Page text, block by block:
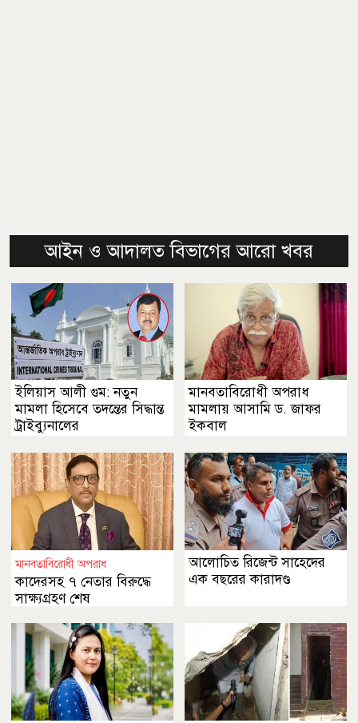
আইন ও আদালত বিভাগের আরো খবর
ইলিয়াস আলী গুম: নতুন
মামলা হিসেবে তদন্তের সিদ্ধান্ত
ট্রাইব্যুনালের
মানবতাবিরোধী অপরাধ
মামলায় আসামি ড. জাফর
ইকবাল
মানবতাবিরোধী অপরাধ
কাদেরসহ ৭ নেতার বিরুদ্ধে
সাক্ষ্যগ্রহণ শেষ
আলোচিত রিজেন্ট সাহেদের
এক বছরের কারাদণ্ড